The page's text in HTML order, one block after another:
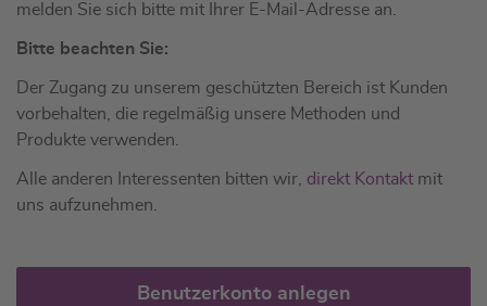
melden Sie sich bitte mit Ihrer E-Mail-Adresse an.
Bitte beachten Sie:
Der Zugang zu unserem geschützten Bereich ist Kunden
vorbehalten, die regelmäßig unsere Methoden und
Produkte verwenden.
Alle anderen Interessenten bitten wir, direkt Kontakt mit
uns aufzunehmen.
Benutzerkonto anlegen